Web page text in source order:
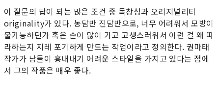
이 질문의 답이 되는 많은 조건 중 독창성과 오리지널리티
originality가 있다. 농담반 진담반으로, 너무 어려워서 모방이
불가능하던가 혹은 손이 많이 가고 고생스러워서 이런 걸 왜 따
라하는지 지레 포기하게 만드는 작업이라고 정의한다. 권마태
작가가 남들이 흉내내기 어려운 스타일을 가지고 있다는 점에
서 그의 작품은 매우 좋다.